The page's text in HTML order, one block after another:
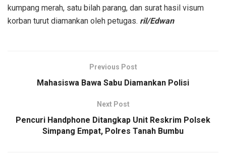
kumpang merah, satu bilah parang, dan surat hasil visum
korban turut diamankan oleh petugas. ril/Edwan
Previous Post
Mahasiswa Bawa Sabu Diamankan Polisi
Next Post
Pencuri Handphone Ditangkap Unit Reskrim Polsek
Simpang Empat, Polres Tanah Bumbu